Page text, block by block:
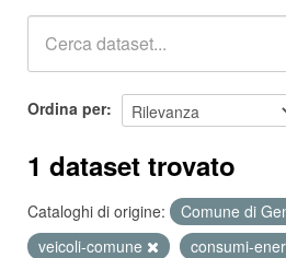
Ordina per
1 dataset trovato
Cataloghi di origine: Comune di
veicoli-comune
consumi-